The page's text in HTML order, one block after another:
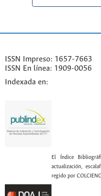
ISSN Impreso: 1657-7663
ISSN En línea: 1909-0056
Indexada en:
El Índice
actualización,
regido por